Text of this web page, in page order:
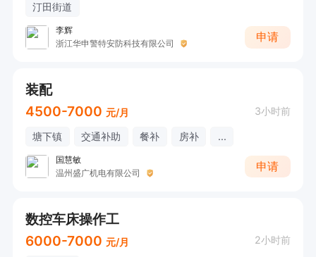
汀田街道
李辉
浙江华申警特安防科技有限公司
申请
装配
4500-7000 元/月 3小时前
塘下镇 交通补助 餐补 房补 ...
国慧敏
温州盛广机电有限公司
申请
数控车床操作工
6000-7000 元/月 2小时前